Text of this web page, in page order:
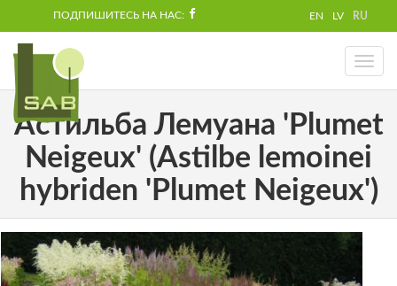
ПОДПИШИТЕСЬ НА НАС: EN LV RU
Toggle
Астильба Лемуана 'Plumet
Neigeux' (Astilbe lemoinei
hybriden 'Plumet Neigeux')